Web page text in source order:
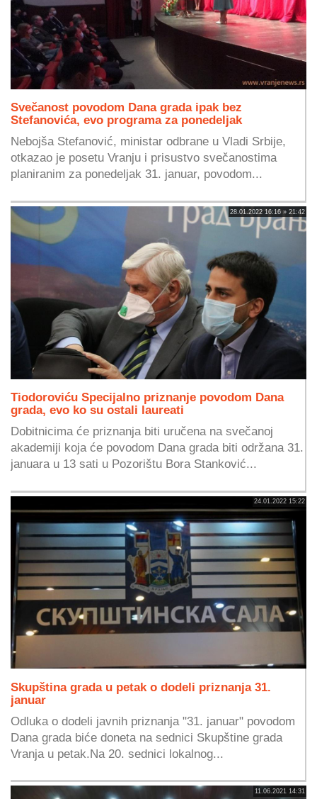
Svečanost povodom Dana grada ipak bez
Stefanovića, evo programa za ponedeljak
Nebojša Stefanović, ministar odbrane u Vladi Srbije,
otkazao je posetu Vranju i prisustvo svečanostima
planiranim za ponedeljak 31. januar, povodom...
28.01.2022 16:16 » 21:42
Tiodoroviću Specijalno priznanje povodom Dana
grada, evo ko su ostali laureati
Dobitnicima će priznanja biti uručena na svečanoj
akademiji koja će povodom Dana grada biti održana 31.
januara u 13 sati u Pozorištu Bora Stanković...
24.01.2022 15:22
Skupština grada u petak o dodeli priznanja 31.
januar
Odluka o dodeli javnih priznanja "31. januar" povodom
Dana grada biće doneta na sednici Skupštine grada
Vranja u petak.Na 20. sednici lokalnog...
11.06.2021 14:31